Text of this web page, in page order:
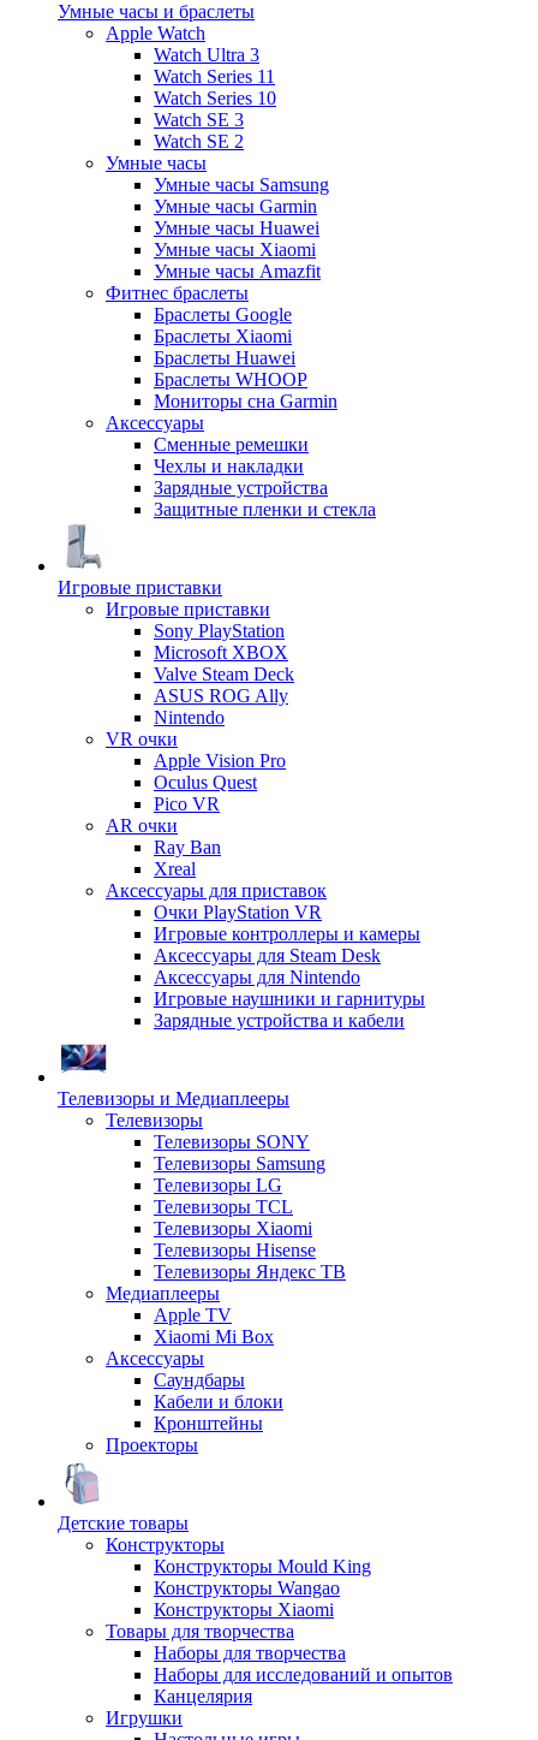
Умные часы и браслеты
Apple Watch
Watch Ultra 3
Watch Series 11
Watch Series 10
Watch SE 3
Watch SE 2
Умные часы
Умные часы Samsung
Умные часы Garmin
Умные часы Huawei
Умные часы Xiaomi
Умные часы Amazfit
Фитнес браслеты
Браслеты Google
Браслеты Xiaomi
Браслеты Huawei
Браслеты WHOOP
Мониторы сна Garmin
Аксессуары
Сменные ремешки
Чехлы и накладки
Зарядные устройства
Защитные пленки и стекла
Игровые приставки
Игровые приставки
Sony PlayStation
Microsoft XBOX
Valve Steam Deck
ASUS ROG Ally
Nintendo
VR очки
Apple Vision Pro
Oculus Quest
Pico VR
AR очки
Ray Ban
Xreal
Аксессуары для приставок
Очки PlayStation VR
Игровые контроллеры и камеры
Аксессуары для Steam Desk
Аксессуары для Nintendo
Игровые наушники и гарнитуры
Зарядные устройства и кабели
Телевизоры и Медиаплееры
Телевизоры
Телевизоры SONY
Телевизоры Samsung
Телевизоры LG
Телевизоры TCL
Телевизоры Xiaomi
Телевизоры Hisense
Телевизоры Яндекс ТВ
Медиаплееры
Apple TV
Xiaomi Mi Box
Аксессуары
Саундбары
Кабели и блоки
Кронштейны
Проекторы
Детские товары
Конструкторы
Конструкторы Mould King
Конструкторы Wangao
Конструкторы Xiaomi
Товары для творчества
Наборы для творчества
Наборы для исследований и опытов
Канцелярия
Игрушки